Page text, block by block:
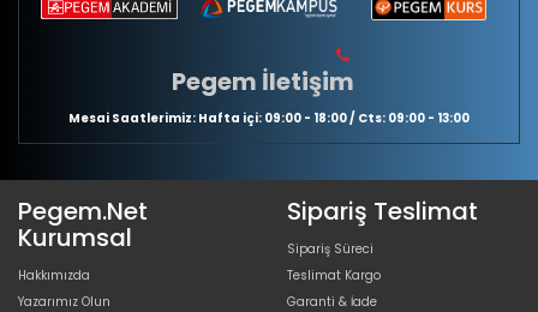
Pegem İletişim
Mesai Saatlerimiz: Hafta içi: 09:00 - 18:00 / Cts: 09:00 - 13:00
Pegem.Net
Kurumsal
Hakkımızda
Yazarımız Olun
Sipariş Teslimat
Sipariş Süreci
Teslimat Kargo
Garanti & İade